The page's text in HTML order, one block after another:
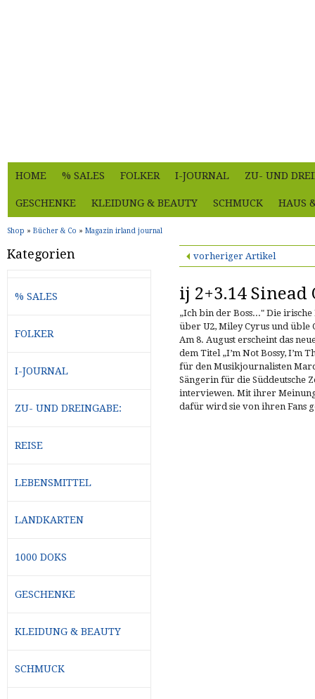
HOME % SALES FOLKER I-JOURNAL ZU- UND
GESCHENKE KLEIDUNG & BEAUTY SCHMUCK HAUS
Shop » Bücher & Co » Magazin irland journal
vorheriger Artikel
ij 2+3.14 Sinead
„Ich bin der Boss..." Die
über U2, Miley Cyrus und üble
Am 8. August erscheint das
dem Titel „I’m Not Bossy, I’m
für den Musikjournalisten
Sängerin für die Süddeutsche
interviewen. Mit ihrer
dafür wird sie von ihren Fans
Kategorien
% SALES
FOLKER
I-JOURNAL
ZU- UND DREINGABE:
REISE
LEBENSMITTEL
LANDKARTEN
1000 DOKS
GESCHENKE
KLEIDUNG & BEAUTY
SCHMUCK